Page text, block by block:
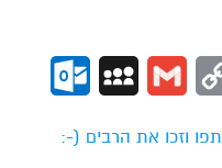
Copy
Gmail
MySpace
וזכו את הרבים (-: